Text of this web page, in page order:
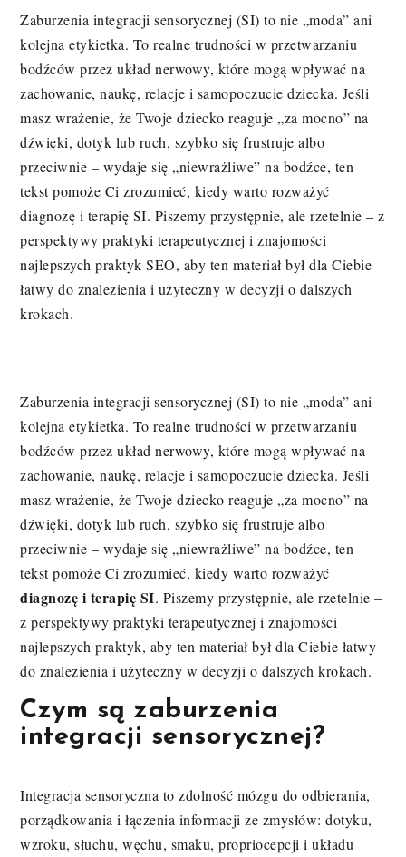
Zaburzenia integracji sensorycznej (SI) to nie „moda” ani
kolejna etykietka. To realne trudności w przetwarzaniu
bodźców przez układ nerwowy, które mogą wpływać na
zachowanie, naukę, relacje i samopoczucie dziecka. Jeśli
masz wrażenie, że Twoje dziecko reaguje „za mocno” na
dźwięki, dotyk lub ruch, szybko się frustruje albo
przeciwnie – wydaje się „niewrażliwe” na bodźce, ten
tekst pomoże Ci zrozumieć, kiedy warto rozważyć
diagnozę i terapię SI. Piszemy przystępnie, ale rzetelnie – z
perspektywy praktyki terapeutycznej i znajomości
najlepszych praktyk SEO, aby ten materiał był dla Ciebie
łatwy do znalezienia i użyteczny w decyzji o dalszych
krokach.
Zaburzenia integracji sensorycznej (SI) to nie „moda” ani
kolejna etykietka. To realne trudności w przetwarzaniu
bodźców przez układ nerwowy, które mogą wpływać na
zachowanie, naukę, relacje i samopoczucie dziecka. Jeśli
masz wrażenie, że Twoje dziecko reaguje „za mocno” na
dźwięki, dotyk lub ruch, szybko się frustruje albo
przeciwnie – wydaje się „niewrażliwe” na bodźce, ten
tekst pomoże Ci zrozumieć, kiedy warto rozważyć
diagnozę i terapię SI. Piszemy przystępnie, ale rzetelnie –
z perspektywy praktyki terapeutycznej i znajomości
najlepszych praktyk, aby ten materiał był dla Ciebie łatwy
do znalezienia i użyteczny w decyzji o dalszych krokach.
Czym są zaburzenia
integracji sensorycznej?
Integracja sensoryczna to zdolność mózgu do odbierania,
porządkowania i łączenia informacji ze zmysłów: dotyku,
wzroku, słuchu, węchu, smaku, propriocepcji i układu